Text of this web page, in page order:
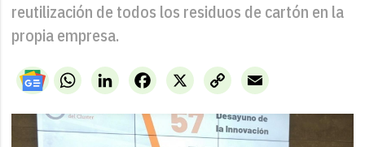
reutilización de todos los residuos de cartón en la
propia empresa.
WhatsAppLinkedIn X
Facebook
Copy
Link
Email